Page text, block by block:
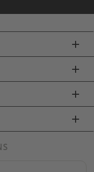
add
add
add
add